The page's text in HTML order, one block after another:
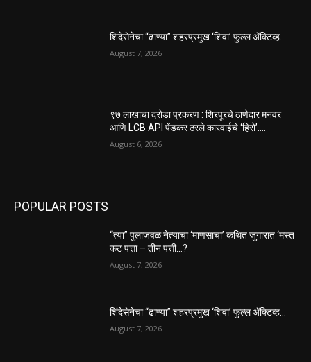
शिंदेसेनेचा “ढाण्या” शहरप्रमुख ‘शिवा’ फुल्ल ॲक्टिव्ह…
August 7, 2026
९७ लाखाचा दरोडा प्रकरण : शिरपूरचे ठाणेदार मनवर
आणि LCB API पेंडकर ठरले कारवाईचे ‘हिरो’….
August 6, 2026
POPULAR POSTS
“त्या” पुलाजवळ नेत्याचा ‘माणसाचा’ कथित जुगारात ‘मस्त
कट पत्ता – तीन पत्ती…?
August 7, 2026
शिंदेसेनेचा “ढाण्या” शहरप्रमुख ‘शिवा’ फुल्ल ॲक्टिव्ह…
August 7, 2026